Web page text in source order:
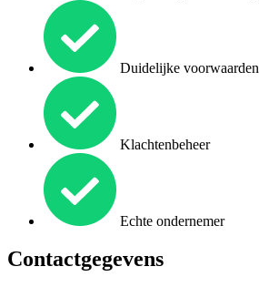
Duidelijke voorwaarden
Klachtenbeheer
Echte ondernemer
Contactgegevens